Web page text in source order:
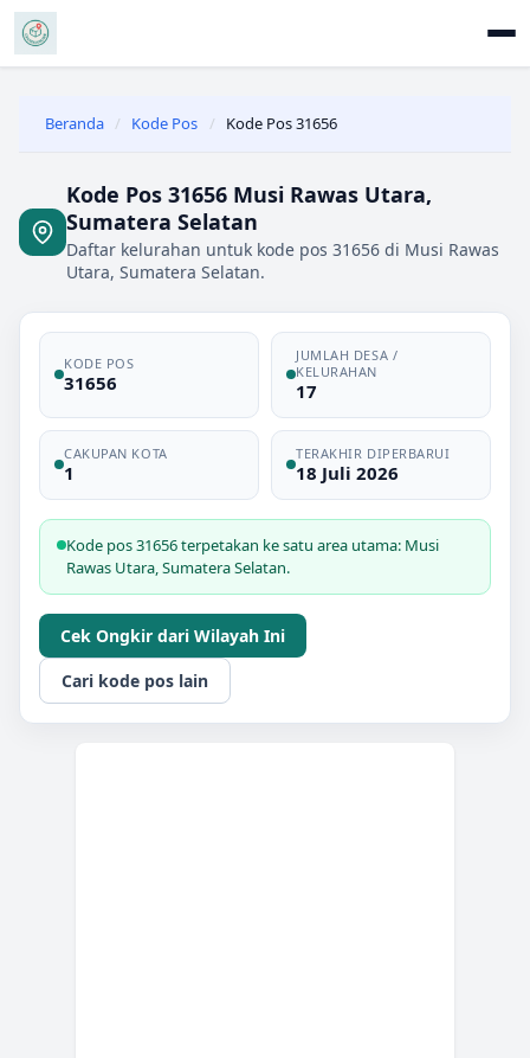
Beranda / Kode Pos / Kode Pos 31656
Kode Pos 31656 Musi Rawas Utara,
Sumatera Selatan
Daftar kelurahan untuk kode pos 31656 di Musi Rawas
Utara, Sumatera Selatan.
KODE POS
31656
JUMLAH DESA /
KELURAHAN
17
CAKUPAN KOTA
1
TERAKHIR DIPERBARUI
18 Juli 2026
Kode pos 31656 terpetakan ke satu area utama: Musi
Rawas Utara, Sumatera Selatan.
Cek Ongkir dari Wilayah Ini
Cari kode pos lain